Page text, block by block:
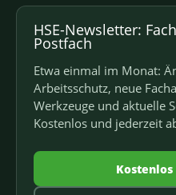
HSE-Newsletter:
Postfach
Etwa einmal im Monat:
Arbeitsschutz, neue
Werkzeuge und aktuelle
Kostenlos und jederzeit